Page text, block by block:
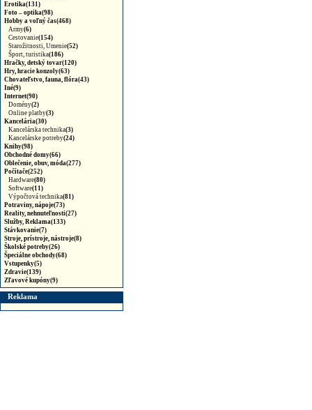
Erotika(131)
Foto – optika(98)
Hobby a voľný čas(468)
Army(6)
Cestovanie(154)
Starožitnosti, Umenie(52)
Šport, turistika(186)
Hračky, detský tovar(120)
Hry, hracie konzoly(63)
Chovateľstvo, fauna, flóra(43)
Iné(9)
Internet(90)
Domény(2)
Online platby(3)
Kancelária(30)
Kancelárska technika(3)
Kancelárske potreby(24)
Knihy(98)
Obchodné domy(66)
Oblečenie, obuv, móda(277)
Počítače(252)
Hardware(80)
Software(11)
Výpočtová technika(81)
Potraviny, nápoje(73)
Reality, nehnuteľnosti(27)
Služby, Reklama(133)
Stávkovanie(7)
Stroje, prístroje, nástroje(8)
Školské potreby(26)
Špeciálne obchody(68)
Vstupenky(5)
Zdravie(139)
Zľavové kupóny(9)
Reklama